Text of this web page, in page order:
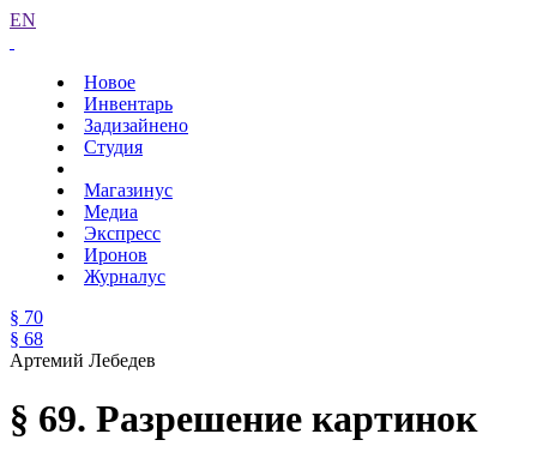
EN
Новое
Инвентарь
Задизайнено
Студия
Магазинус
Медиа
Экспресс
Иронов
Журналус
§ 70
§ 68
Артемий Лебедев
§ 69. Разрешение картинок